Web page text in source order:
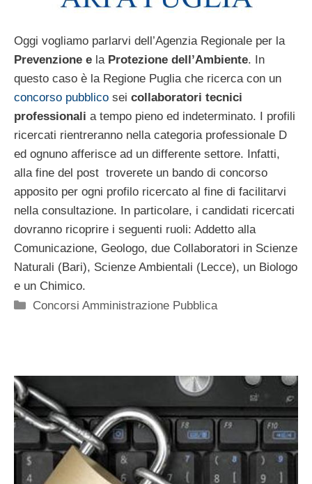
Oggi vogliamo parlarvi dell’Agenzia Regionale per la
Prevenzione e la Protezione dell’Ambiente. In
questo caso è la Regione Puglia che ricerca con un
concorso pubblico sei collaboratori tecnici
professionali a tempo pieno ed indeterminato. I profili
ricercati rientreranno nella categoria professionale D
ed ognuno afferisce ad un differente settore. Infatti,
alla fine del post troverete un bando di concorso
apposito per ogni profilo ricercato al fine di facilitarvi
nella consultazione. In particolare, i candidati ricercati
dovranno ricoprire i seguenti ruoli: Addetto alla
Comunicazione, Geologo, due Collaboratori in Scienze
Naturali (Bari), Scienze Ambientali (Lecce), un Biologo
e un Chimico.
Categorie
Concorsi Amministrazione Pubblica